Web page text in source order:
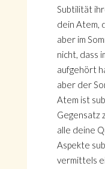
Subtilität
dein Atem,
aber im
nicht, dass
aufgehört
aber der
Atem ist
Gegensatz
alle deine
Aspekte
vermittels